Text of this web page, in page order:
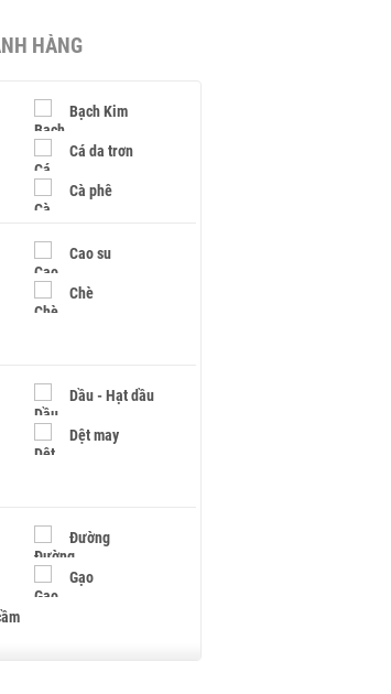
HÀNG
Bạch Kim
Cá da trơn
Cà phê
Cao su
Chè
Dầu - Hạt dầu
Dệt may
Đường
Gạo